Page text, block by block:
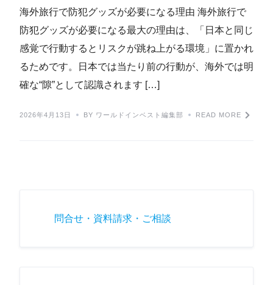
海外旅行で防犯グッズが必要になる理由 海外旅行で
防犯グッズが必要になる最大の理由は、「日本と同じ
感覚で行動するとリスクが跳ね上がる環境」に置かれ
るためです。日本では当たり前の行動が、海外では明
確な“隙”として認識されます […]
2026年4月13日 BY ワールドインベスト編集部 READ MORE
問合せ・資料請求・ご相談